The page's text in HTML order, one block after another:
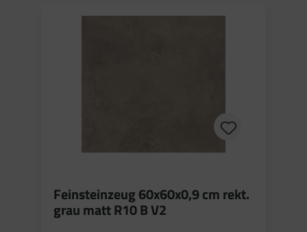
Feinsteinzeug 60x60x0,9 cm rekt.
grau matt R10 B V2